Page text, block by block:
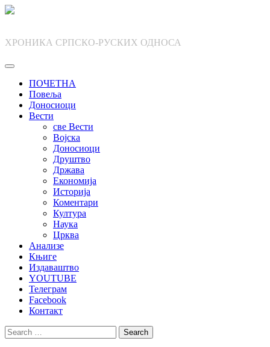
Skip
ХРОНИКА СРПСКО-РУСКИХ ОДНОСА
ПОЧЕТНА
Повеља
Доносиоци
Вести
све Вести
Војска
Доносиоци
Друштво
Држава
Економија
Историја
Коментари
Култура
Наука
Црква
Анализе
Књиге
Издаваштво
YOUTUBE
Телеграм
Facebook
Контакт
Search
for: